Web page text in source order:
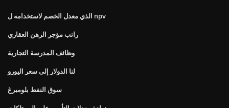
الذي معدل الخصم لاستخدامه ل npv
راتب مؤجر الرهن العقاري
وظائف المدرسة التجارية
لنا الدولار إلى سعر اليورو
سوق النفط بلومبرغ